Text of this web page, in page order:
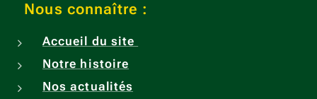
Nous connaître :
Accueil du site
Notre histoire
Nos actualités